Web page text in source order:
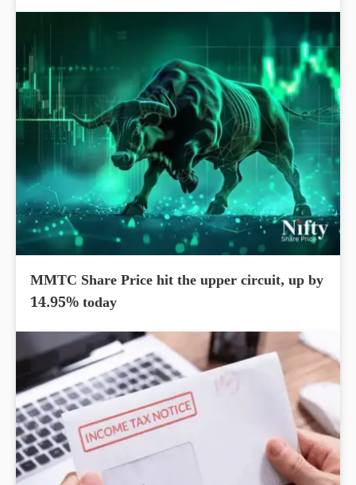
MMTC Share Price hit the upper circuit, up by
14.95% today